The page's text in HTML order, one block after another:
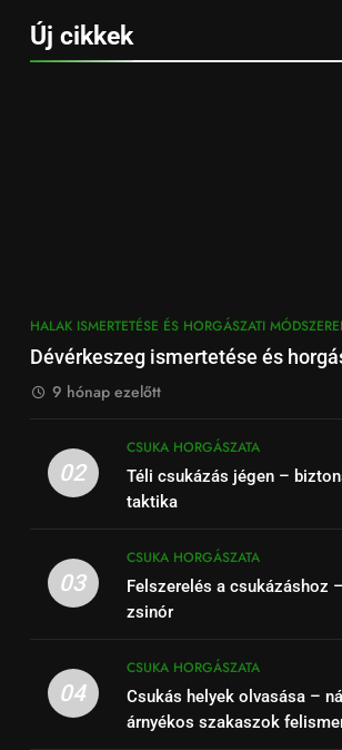
Új cikkek
HALAK ISMERTETÉSE ÉS HORGÁSZATI
Dévérkeszeg ismertetése és
9 hónap ezelőtt
02
CSUKA HORGÁSZATA
Téli csukázás jégen –
taktika
03
CSUKA HORGÁSZATA
Felszerelés a csukázáshoz
zsinór
04
CSUKA HORGÁSZATA
Csukás helyek olvasása –
árnyékos szakaszok